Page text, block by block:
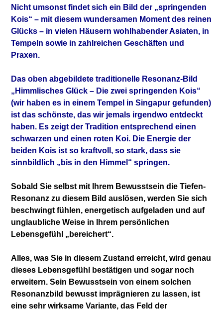
Nicht umsonst findet sich ein Bild der „springenden
Kois“ – mit diesem wundersamen Moment des reinen
Glücks – in vielen Häusern wohlhabender Asiaten, in
Tempeln sowie in zahlreichen Geschäften und
Praxen.
Das oben abgebildete traditionelle Resonanz-Bild
„Himmlisches Glück – Die zwei springenden Kois“
(wir haben es in einem Tempel in Singapur gefunden)
ist das schönste, das wir jemals irgendwo entdeckt
haben. Es zeigt der Tradition entsprechend einen
schwarzen und einen roten Koi. Die Energie der
beiden Kois ist so kraftvoll, so stark, dass sie
sinnbildlich „bis in den Himmel“ springen.
Sobald Sie selbst mit Ihrem Bewusstsein die Tiefen-
Resonanz zu diesem Bild auslösen, werden Sie sich
beschwingt fühlen, energetisch aufgeladen und auf
unglaubliche Weise in Ihrem persönlichen
Lebensgefühl „bereichert“.
Alles, was Sie in diesem Zustand erreicht, wird genau
dieses Lebensgefühl bestätigen und sogar noch
erweitern. Sein Bewusstsein von einem solchen
Resonanzbild bewusst imprägnieren zu lassen, ist
eine sehr wirksame Variante, das Feld der